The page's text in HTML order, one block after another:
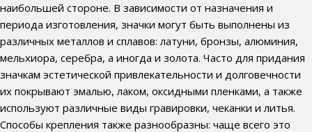
наибольшей стороне. В зависимости от назначения и
периода изготовления, значки могут быть выполнены из
различных металлов и сплавов: латуни, бронзы, алюминия,
мельхиора, серебра, а иногда и золота. Часто для придания
значкам эстетической привлекательности и долговечности
их покрывают эмалью, лаком, оксидными пленками, а также
используют различные виды гравировки, чеканки и литья.
Способы крепления также разнообразны: чаще всего это